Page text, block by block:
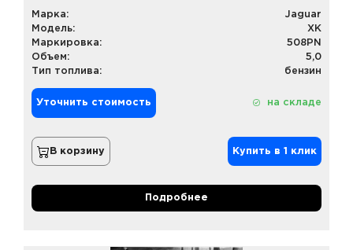
Марка:
Jaguar
Модель:
XK
Маркировка:
508PN
Объем:
5,0
Тип топлива:
бензин
Уточнить стоимость на складе
В корзину Купить в 1 клик
Подробнее